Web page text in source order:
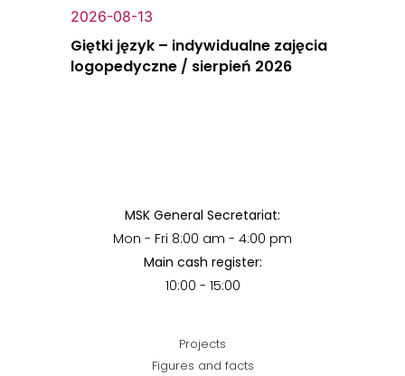
2026-08-13
Giętki język – indywidualne zajęcia
logopedyczne / sierpień 2026
MSK General Secretariat:
Mon - Fri 8:00 am - 4:00 pm
Main cash register:
10:00 - 15:00
Projects
Figures and facts